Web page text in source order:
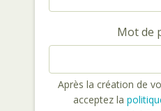
Mot de
Après la création de
acceptez la